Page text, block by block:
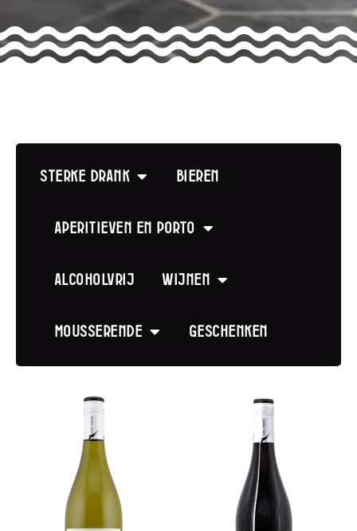
Sterke drank Bieren
Aperitieven en Porto
Alcoholvrij Wijnen
Mousserende Geschenken